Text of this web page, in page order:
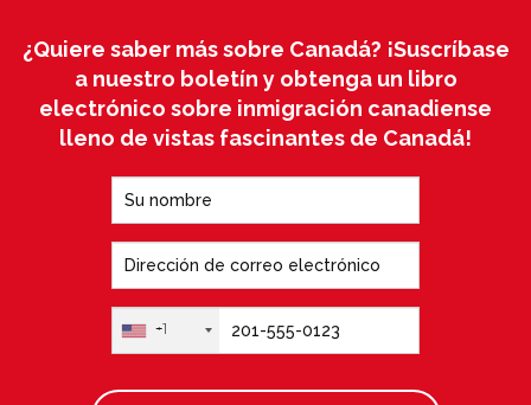
¿Quiere saber más sobre Canadá? ¡Suscríbase
a nuestro boletín y obtenga un libro
electrónico sobre inmigración canadiense
lleno de vistas fascinantes de Canadá!
+1